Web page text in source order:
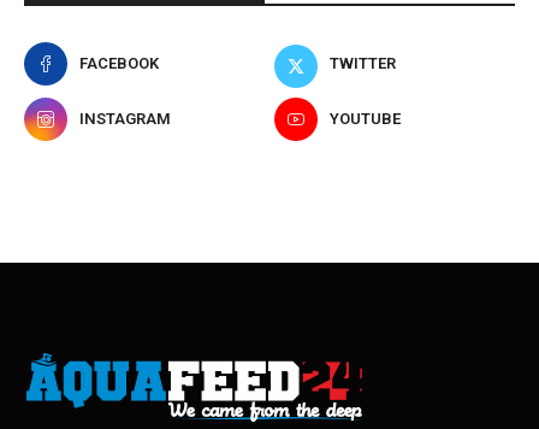
FACEBOOK TWITTER
INSTAGRAM YOUTUBE